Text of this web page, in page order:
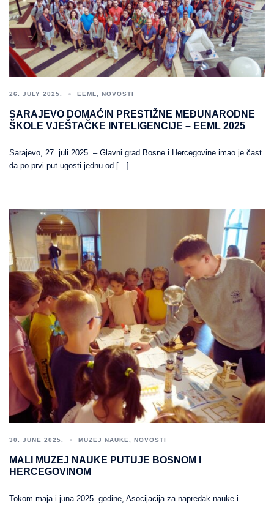
26. JULY 2025. EEML NOVOSTI
SARAJEVO DOMAĆIN PRESTIŽNE MEĐUNARODNE
ŠKOLE VJEŠTAČKE INTELIGENCIJE – EEML 2025
Sarajevo, 27. juli 2025. – Glavni grad Bosne i Hercegovine imao je čast
da po prvi put ugosti jednu od […]
30. JUNE 2025. MUZEJ NAUKE NOVOSTI
MALI MUZEJ NAUKE PUTUJE BOSNOM I
HERCEGOVINOM
Tokom maja i juna 2025. godine, Asocijacija za napredak nauke i